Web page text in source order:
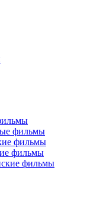
фильмы
фильмы
фильмы
фильмы